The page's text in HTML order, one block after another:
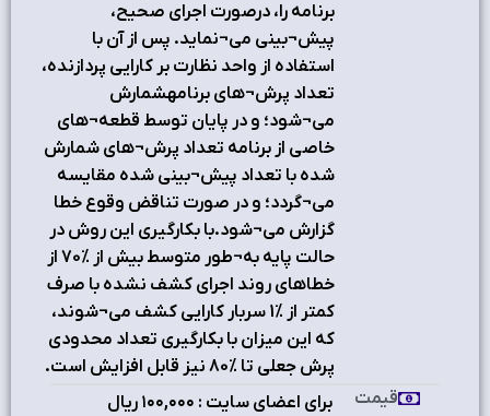
برنامه را، درصورت اجرای صحیح،
پیش¬بینی می¬نماید. پس از آن با
استفاده از واحد نظارت بر کارایی پردازنده،
تعداد پرش¬های برنامهشمارش
می¬شود؛ و در پایان توسط قطعه¬های
خاصی از برنامه تعداد پرش¬های شمارش
شده با تعداد پیش¬بینی شده مقایسه
می¬گردد؛ و در صورت تناقض وقوع خطا
گزارش می¬شود.با بکارگیری این روش در
حالت پایه به¬طور متوسط بیش از %70 از
خطاهای روند اجرای کشف نشده با صرف
کمتر از %1 سربار کارایی کشف می¬شوند،
که این میزان با بکارگیری تعداد محدودی
پرش جعلی تا %80 نیز قابل افزایش است.
برای اعضای سایت : ۱٠٠,٠٠٠ ریال
قیمت